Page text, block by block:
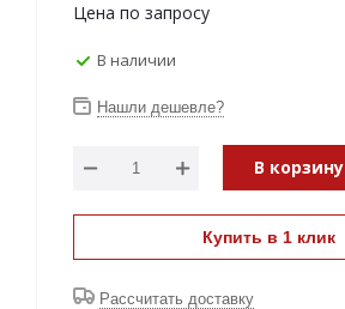
Цена по запросу
В наличии
Нашли дешевле?
В корзину
Купить в 1 клик
Рассчитать доставку